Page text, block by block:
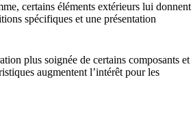
certains éléments extérieurs lui donnent
spécifiques et une présentation
plus soignée de certains composants et
augmentent l’intérêt pour les